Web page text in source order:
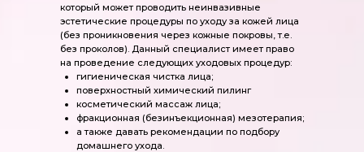
который может проводить неинвазивные
эстетические процедуры по уходу за кожей лица
(без проникновения через кожные покровы, т.е.
без проколов). Данный специалист имеет право
на проведение следующих уходовых процедур:
гигиеническая чистка лица;
поверхностный химический пилинг
косметический массаж лица;
фракционная (безинъекционная) мезотерапия;
а также давать рекомендации по подбору
домашнего ухода.